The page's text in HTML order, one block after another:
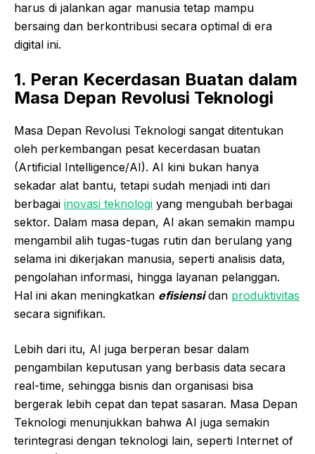
harus di jalankan agar manusia tetap mampu
bersaing dan berkontribusi secara optimal di era
digital ini.
1. Peran Kecerdasan Buatan dalam
Masa Depan Revolusi Teknologi
Masa Depan Revolusi Teknologi sangat ditentukan
oleh perkembangan pesat kecerdasan buatan
(Artificial Intelligence/AI). AI kini bukan hanya
sekadar alat bantu, tetapi sudah menjadi inti dari
berbagai inovasi teknologi yang mengubah berbagai
sektor. Dalam masa depan, AI akan semakin mampu
mengambil alih tugas-tugas rutin dan berulang yang
selama ini dikerjakan manusia, seperti analisis data,
pengolahan informasi, hingga layanan pelanggan.
Hal ini akan meningkatkan efisiensidan produktivitas
secara signifikan.
Lebih dari itu, AI juga berperan besar dalam
pengambilan keputusan yang berbasis data secara
real-time, sehingga bisnis dan organisasi bisa
bergerak lebih cepat dan tepat sasaran. Masa Depan
Teknologi menunjukkan bahwa AI juga semakin
terintegrasi dengan teknologi lain, seperti Internet of